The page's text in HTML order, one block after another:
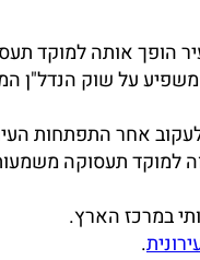
הופך אותה למוקד
על שוק הנדל"ן
אחר התפתחות
למוקד תעסוקה
במרכז הארץ.
.